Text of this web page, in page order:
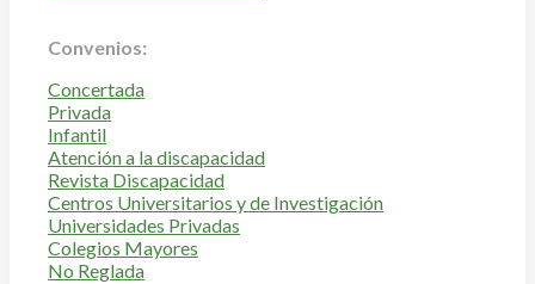
Convenios:
Concertada
Privada
Infantil
Atención a la discapacidad
Revista Discapacidad
Centros Universitarios y de Investigación
Universidades Privadas
Colegios Mayores
No Reglada